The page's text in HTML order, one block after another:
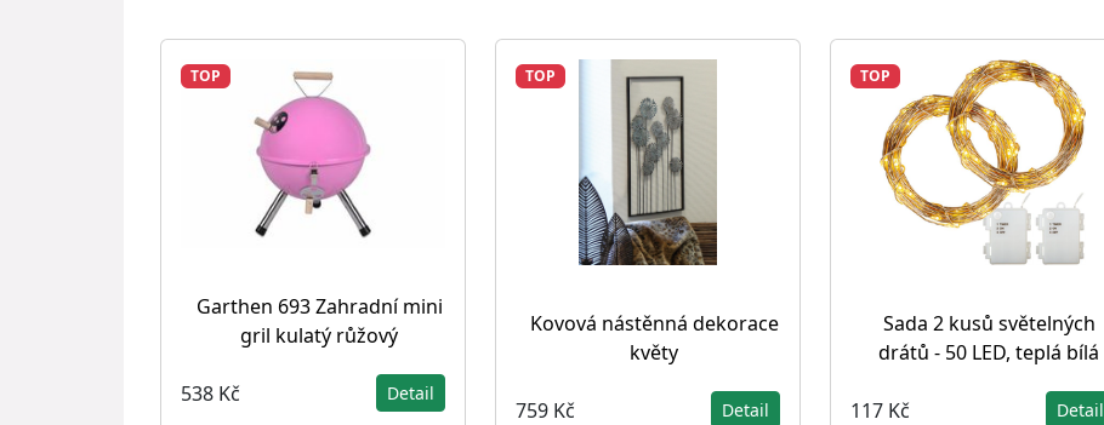
TOP
Garthen 693 Zahradní mini
gril kulatý růžový
538 Kč Detail
TOP
Kovová nástěnná dekorace
květy
759 Kč Detail
TOP
Sada 2 kusů světelných
drátů - 50 LED, teplá bílá
117 Kč Detail